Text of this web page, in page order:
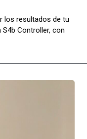
los resultados de tu
Controller, con